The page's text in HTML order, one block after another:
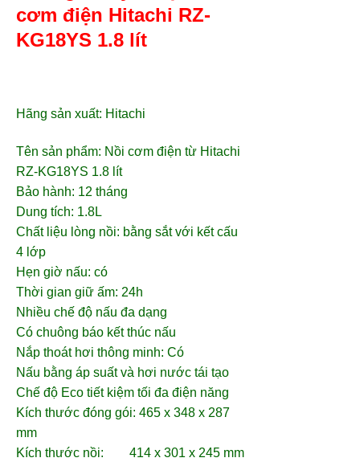
cơm điện Hitachi RZ-
KG18YS 1.8 lít
Hãng sản xuất: Hitachi
Tên sản phẩm: Nồi cơm điện từ Hitachi
RZ-KG18YS 1.8 lít
Bảo hành: 12 tháng
Dung tích: 1.8L
Chất liệu lòng nồi: bằng sắt với kết cấu
4 lớp
Hẹn giờ nấu: có
Thời gian giữ ấm: 24h
Nhiều chế độ nấu đa dạng
Có chuông báo kết thúc nấu
Nắp thoát hơi thông minh: Có
Nấu bằng áp suất và hơi nước tái tạo
Chế độ Eco tiết kiệm tối đa điện năng
Kích thước đóng gói: 465 x 348 x 287
mm
Kích thước nồi: 414 x 301 x 245 mm